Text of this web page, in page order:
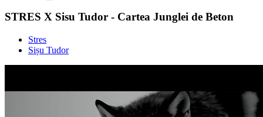
STRES X Sisu Tudor - Cartea Junglei de Beton
Stres
Sișu Tudor